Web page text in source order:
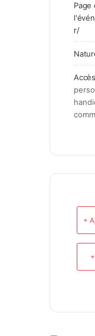
Page
r/
Accès
+